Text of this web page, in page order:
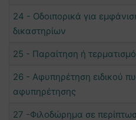
24 - Οδοιπορικά για
δικαστηρίων
25 - Παραίτηση ή
26 - Αφυπηρέτηση ειδικού
αφυπηρέτησης
27 -Φιλοδώρημα σε